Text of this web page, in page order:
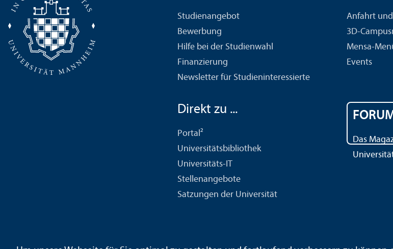
Studien­angebot
Bewerbung
Hilfe bei der Studien­wahl
Finanzierung
Newsletter für Studien­interessierte
Anfahrt
3D-
Mensa-
Events
Direkt zu ...
Portal²
Universitäts­bibliothek
Universitäts-IT
Stellenangebote
Satzungen der Universität
Das